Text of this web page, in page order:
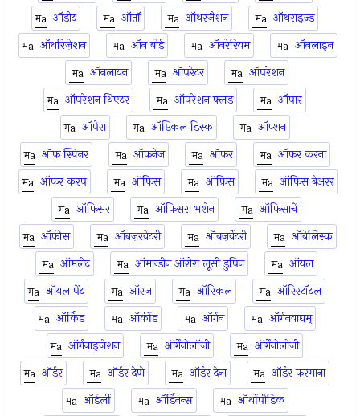
ऑडीट
ऑतॉ ऑथरज़ैशन
ऑथराइज्ड
ऑथरिज़ेशन
ऑन बोर्ड ऑनरेरियम
ऑनलाइन
ऑनलायन
ऑपरेटर
ऑपरेशन
ऑपरेशन थिएटर
ऑपरेशन फ्लड
ऑपार
ऑपेरा
ऑप्टिकल डिस्क
ऑप्शन
ऑफ स्पिनर
ऑफनेज ऑफर
ऑफर करना
ऑफर करप
ऑफिस ऑफ़िस
ऑफिस बेअरर
ऑफिसर
ऑफिसरा भशेन
ऑफिसाचें
ऑफीस
ऑबज़रवेटरी ऑबज़र्वेटरी
ऑबेलिस्क
ऑमलेट
ऑमान्डीन ऑरोरा लूसी डुपिन
ऑयल
ऑयल पेंट
ऑरज ऑरिकल
ऑरिस्टॉटल
ऑर्किड
ऑर्कीड ऑर्गन
ऑर्गनवाद्यम्
ऑर्गनाइजेशन
ऑर्गेनोलॉजी
ऑर्गेनोलोजी
ऑर्डर
ऑर्डर देणे ऑर्डर देना
ऑर्डर फरमाना
ऑर्डर्ली
ऑर्डिनन्स
ऑर्थोपीडिक